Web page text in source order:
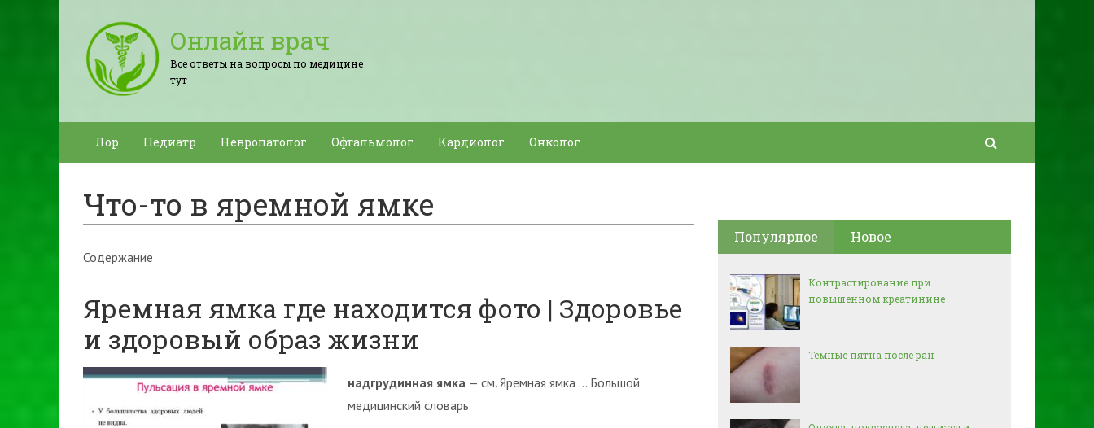
Онлайн врач
Все ответы на вопросы по медицине
тут
Лор Педиатр Невропатолог Офтальмолог Кардиолог Онколог
Что-то в яремной ямке
Содержание
Яремная ямка где находится фото | Здоровье
и здоровый образ жизни
надгрудинная ямка — см. Яремная ямка … Большой
медицинский словарь
Популярное Новое
Контрастирование при
повышенном креатинине
Темные пятна после ран